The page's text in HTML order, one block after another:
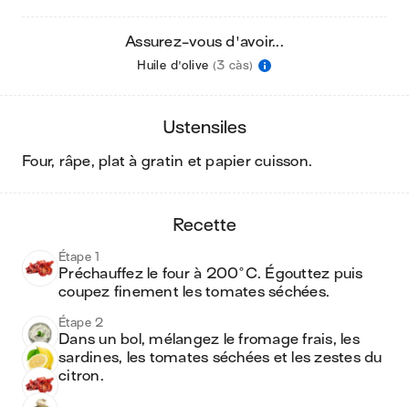
Assurez-vous d'avoir...
Huile d'olive (3 càs)
ustensiles
four, râpe, plat à gratin et papier cuisson.
recette
Étape 1
Préchauffez le four à 200°C. Égouttez puis
coupez finement les tomates séchées.
Étape 2
Dans un bol, mélangez le fromage frais, les
sardines, les tomates séchées et les zestes du
citron.